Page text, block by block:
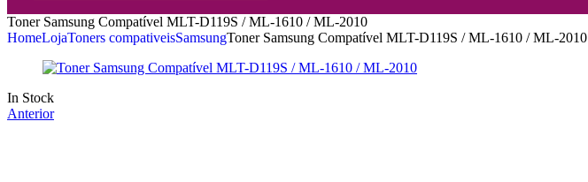
Toner Samsung Compatível MLT-D119S / ML-1610 / ML-2010
HomeLojaToners compativeisSamsungToner Samsung Compatível MLT-D119S / ML-1610 / ML-2010
In Stock
Anterior